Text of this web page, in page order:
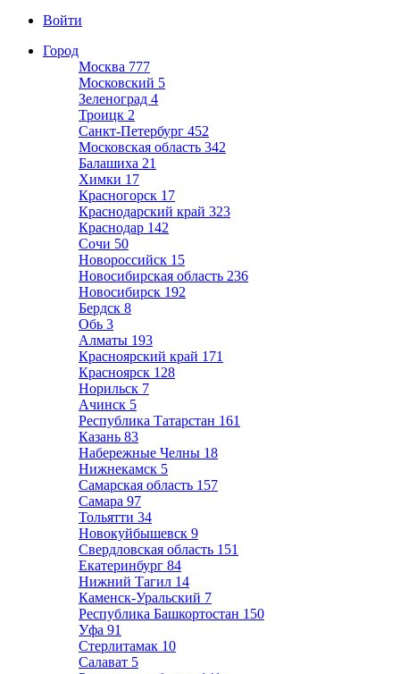
Войти
Город
Москва 777
Московский 5
Зеленоград 4
Троицк 2
Санкт-Петербург 452
Московская область 342
Балашиха 21
Химки 17
Красногорск 17
Краснодарский край 323
Краснодар 142
Сочи 50
Новороссийск 15
Новосибирская область 236
Новосибирск 192
Бердск 8
Обь 3
Алматы 193
Красноярский край 171
Красноярск 128
Норильск 7
Ачинск 5
Республика Татарстан 161
Казань 83
Набережные Челны 18
Нижнекамск 5
Самарская область 157
Самара 97
Тольятти 34
Новокуйбышевск 9
Свердловская область 151
Екатеринбург 84
Нижний Тагил 14
Каменск-Уральский 7
Республика Башкортостан 150
Уфа 91
Стерлитамак 10
Салават 5